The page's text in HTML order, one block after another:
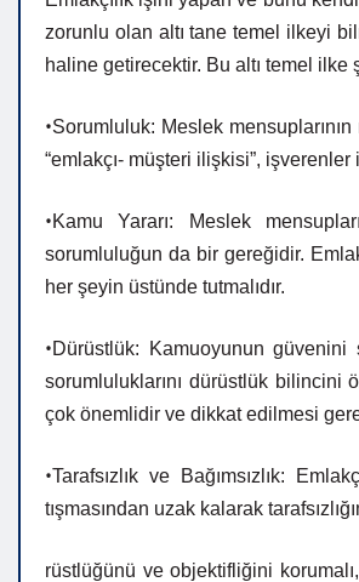
zorunlu olan altı tane temel ilkeyi
haline getirecektir. Bu altı temel ilke
•Sorumluluk: Meslek
“emlakçı- müşteri ilişkisi”, işverenler
•Kamu Yararı: Meslek
sorumluluğun da bir gereğidir.
her şeyin üstünde tutmalıdır.
•Dürüstlük: Kamuoyunun
sorumluluklarını dürüstlük bilincini
çok önemlidir ve dikkat edilmesi
•Tarafsızlık ve Bağımsızlık:
tışmasından uzak kalarak
rüstlüğünü ve objektifliğini korumalı,